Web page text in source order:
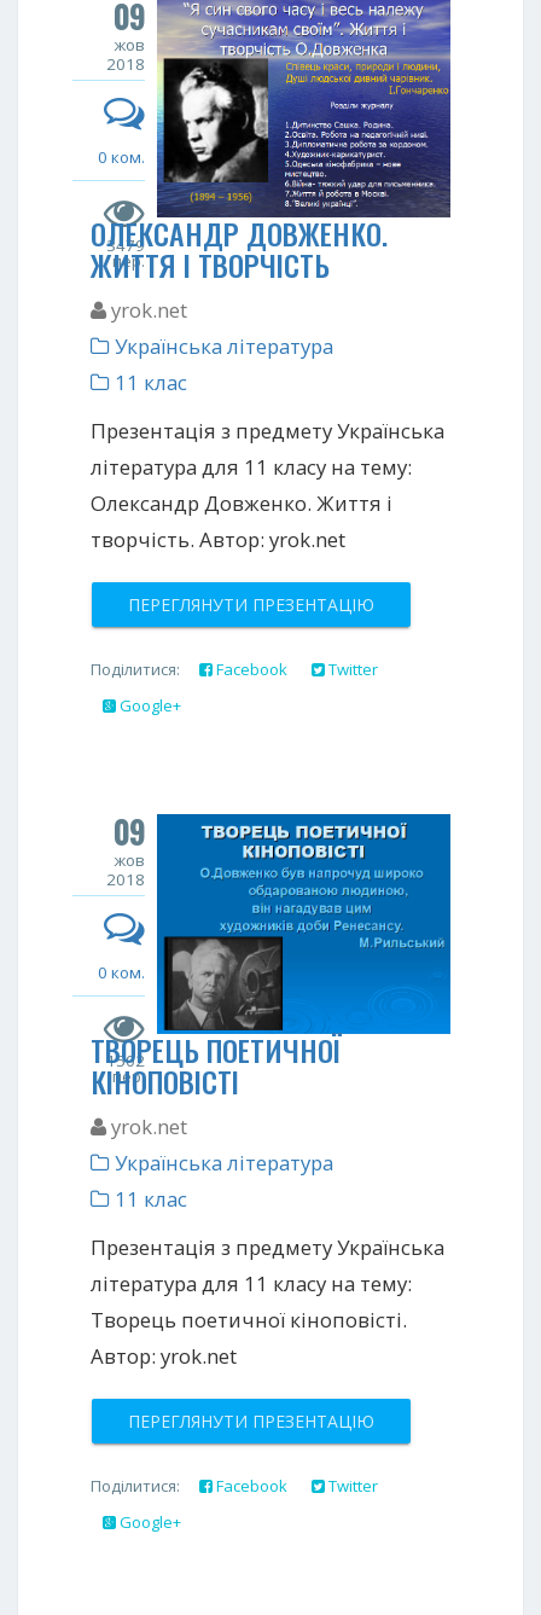
09
жов
2018
0 ком.
3479
пер.
ОЛЕКСАНДР ДОВЖЕНКО.
ЖИТТЯ І ТВОРЧІСТЬ
yrok.net
Українська література
11 клас
Презентація з предмету Українська
література для 11 класу на тему:
Олександр Довженко. Життя і
творчість. Автор: yrok.net
ПЕРЕГЛЯНУТИ ПРЕЗЕНТАЦІЮ
Поділитися: Facebook
Twitter
Google+
09
жов
2018
0 ком.
1502
пер.
ТВОРЕЦЬ ПОЕТИЧНОЇ
КІНОПОВІСТІ
yrok.net
Українська література
11 клас
Презентація з предмету Українська
література для 11 класу на тему:
Творець поетичної кіноповісті.
Автор: yrok.net
ПЕРЕГЛЯНУТИ ПРЕЗЕНТАЦІЮ
Поділитися: Facebook
Twitter
Google+